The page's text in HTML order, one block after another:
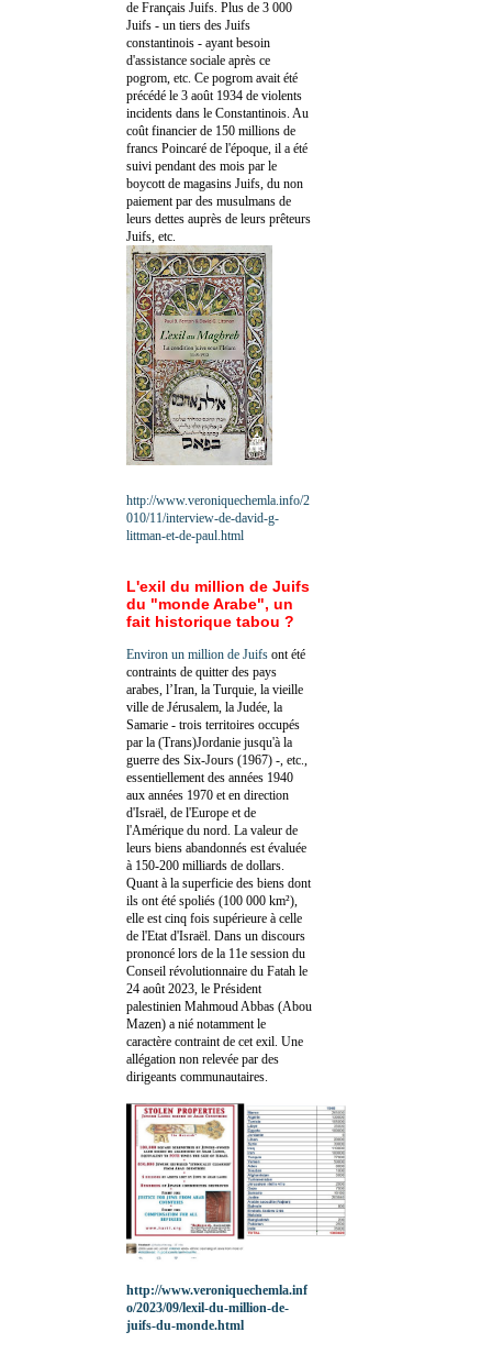
de Français Juifs. Plus de 3 000
Juifs - un tiers des Juifs
constantinois - ayant besoin
d'assistance sociale après ce
pogrom, etc. Ce pogrom avait été
précédé le 3 août 1934 de violents
incidents dans le Constantinois. Au
coût financier de 150 millions de
francs Poincaré de l'époque, il a été
suivi pendant des mois par le
boycott de magasins Juifs, du non
paiement par des musulmans de
leurs dettes auprès de leurs prêteurs
Juifs, etc.
http://www.veroniquechemla.info/2
010/11/interview-de-david-g-
littman-et-de-paul.html
L'exil du million de Juifs
du "monde Arabe", un
fait historique tabou ?
Environ un million de Juifs ont été
contraints de quitter des pays
arabes, l’Iran, la Turquie, la vieille
ville de Jérusalem, la Judée, la
Samarie - trois territoires occupés
par la (Trans)Jordanie jusqu'à la
guerre des Six-Jours (1967) -, etc.,
essentiellement des années 1940
aux années 1970 et en direction
d'Israël, de l'Europe et de
l'Amérique du nord. La valeur de
leurs biens abandonnés est évaluée
à 150-200 milliards de dollars.
Quant à la superficie des biens dont
ils ont été spoliés (100 000 km²),
elle est cinq fois supérieure à celle
de l'Etat d'Israël. Dans un discours
prononcé lors de la 11e session du
Conseil révolutionnaire du Fatah le
24 août 2023, le Président
palestinien Mahmoud Abbas (Abou
Mazen) a nié notamment le
caractère contraint de cet exil. Une
allégation non relevée par des
dirigeants communautaires.
http://www.veroniquechemla.inf
o/2023/09/lexil-du-million-de-
juifs-du-monde.html